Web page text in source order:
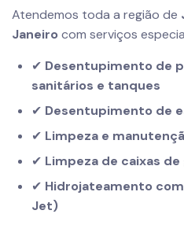
Atendemos toda a região de
Janeiro com serviços
✔ Desentupimento de
sanitários e tanques
✔ Desentupimento de
✔ Limpeza e
✔ Limpeza de caixas de
✔ Hidrojateamento
Jet)